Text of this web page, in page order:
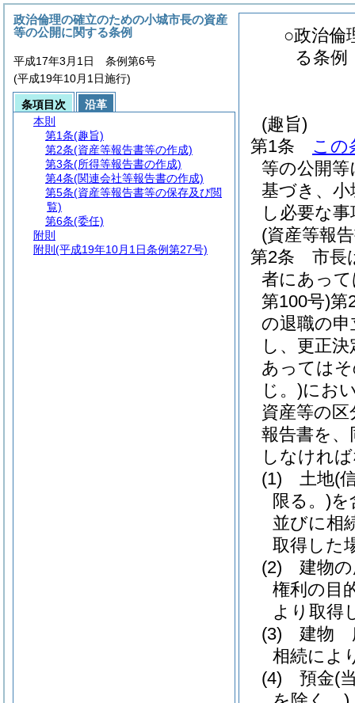
○政治倫
る条例
(趣旨)
第1条
この
等の公開
基づき、小
し必要な
(資産等報
第2条
市長
者にあっ
第100号)第
の退職の
し、更正
あっては
じ。)にお
資産等の
報告書を
しなけれ
(1)
土地(
限る。)を
並びに相
取得した
(2)
建物
権利の目
より取得
(3)
建物
相続によ
(4)
預金(
政治倫理の確立のための小城市長の資産
等の公開に関する条例
平成17年3月1日 条例第6号
(平成19年10月1日施行)
条項目次
沿革
本則
第1条(趣旨)
第2条(資産等報告書等の作成)
第3条(所得等報告書の作成)
第4条(関連会社等報告書の作成)
第5条(資産等報告書等の保存及び閲
覧)
第6条(委任)
附則
附則 (平成19年10月1日条例第27号)